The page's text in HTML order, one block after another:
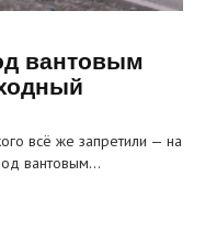
вантовым
всё же запретили — на
вантовым…